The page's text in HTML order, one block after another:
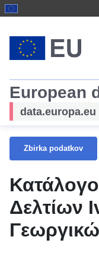
European
data.europa.eu
Zbirka podatkov
Δελτίων